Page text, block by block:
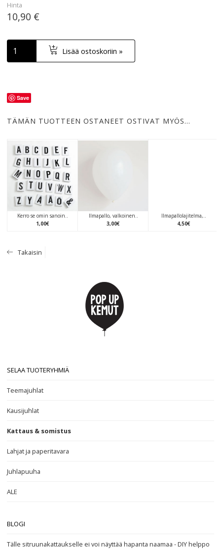
Hinta
10,90 €
Lisää ostoskoriin »
Save
TÄMÄN TUOTTEEN OSTANEET OSTIVAT MYÖS…
Kerro se omin sanoin..
1,00€
Ilmapallo, valkoinen..
3,00€
Ilmapallolajitelma,..
4,50€
Takaisin
SELAA TUOTERYHMIÄ
Teemajuhlat
Kausijuhlat
Kattaus & somistus
Lahjat ja paperitavara
Juhlapuuha
ALE
BLOGI
Tälle sitruunakattaukselle ei voi näyttää hapanta naamaa - DIY helppo